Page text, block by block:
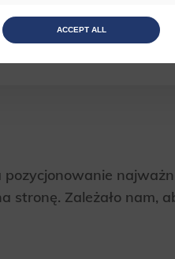
remember choices you make while using our
ACCEPT ALL
on-site oraz
Klienta, na
pozycjonowanie
Zależało nam,